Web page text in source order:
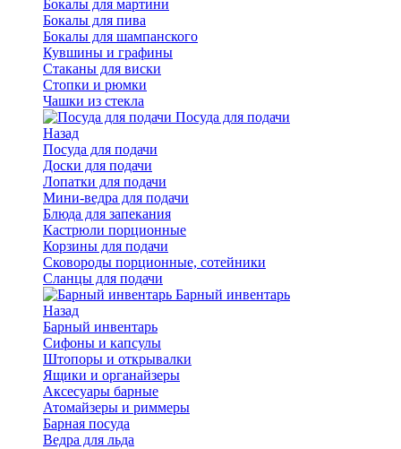
Бокалы для мартини
Бокалы для пива
Бокалы для шампанского
Кувшины и графины
Стаканы для виски
Стопки и рюмки
Чашки из стекла
Посуда для подачи
Назад
Посуда для подачи
Доски для подачи
Лопатки для подачи
Мини-ведра для подачи
Блюда для запекания
Кастрюли порционные
Корзины для подачи
Сковороды порционные, сотейники
Сланцы для подачи
Барный инвентарь
Назад
Барный инвентарь
Сифоны и капсулы
Штопоры и открывалки
Ящики и органайзеры
Аксесуары барные
Атомайзеры и риммеры
Барная посуда
Ведра для льда